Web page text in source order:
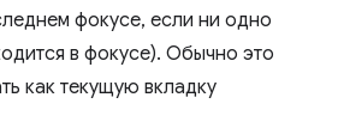
фокусе, если ни одно
в фокусе). Обычно это
как текущую вкладку